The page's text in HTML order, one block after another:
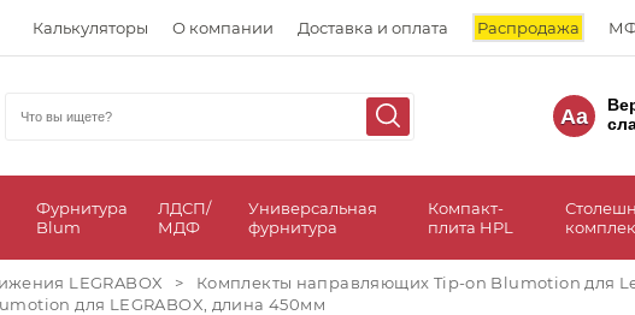
Калькуляторы О компании Доставка и оплата Распродажа
Aa
Фурнитура
Blum
ЛДСП/
МДФ
Универсальная
фурнитура
Компакт-
плита HPL
LEGRABOX > Комплекты направляющих Tip-on Blumotion для
для LEGRABOX, длина 450мм